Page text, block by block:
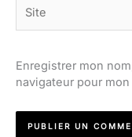
Enregistrer mon
navigateur pour